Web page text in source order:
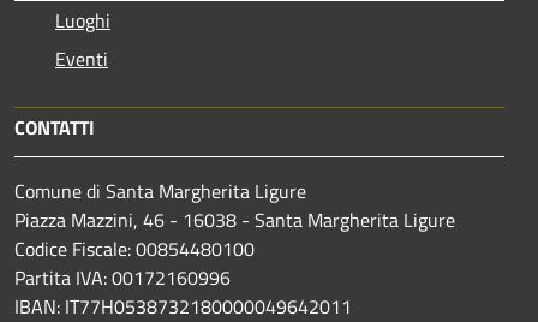
Luoghi
Eventi
CONTATTI
Comune di Santa Margherita Ligure
Piazza Mazzini, 46 - 16038 - Santa Margherita Ligure
Codice Fiscale: 00854480100
Partita IVA: 00172160996
IBAN: IT77H0538732180000049642011